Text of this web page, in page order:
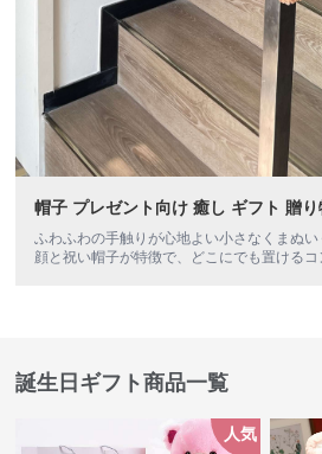
帽子 プレゼント向け 癒し ギフト 贈
ふわふわの手触りが心地よい小さなくまぬ
顔と祝い帽子が特徴で、どこにでも置ける
誕生日ギフト商品一覧
人気